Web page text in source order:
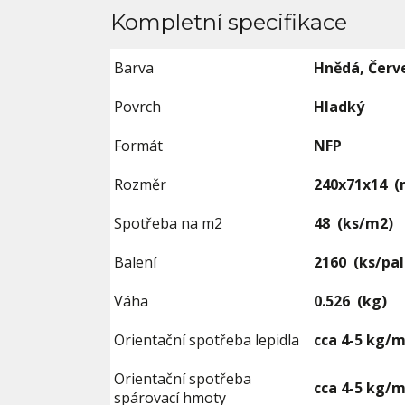
Kompletní specifikace
Barva
Hnědá,
Povrch
Hladký
Formát
NFP
Rozměr
240x71x14
Spotřeba na m2
48 (ks/m2)
Balení
2160 (ks/
Váha
0.526 (kg)
Orientační spotřeba lepidla
cca 4-5 kg/
Orientační spotřeba
spárovací hmoty
cca 4-5 kg/